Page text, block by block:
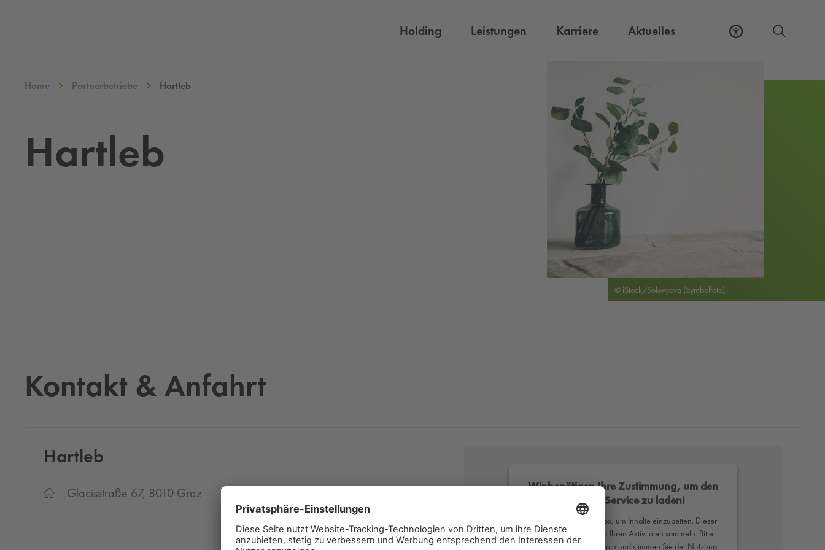
Holding Leistungen KarriereExterner Link, öffnet eine neue
Aktuelles
Home Partnerbetriebe Hartleb
Hart­leb
© iStock/Solovyova (Symbolfoto)
Kontakt & Anfahrt
Hart­leb
Glacisstraße 67, 8010 Graz
Wir benötigen Ihre Zustimmung, um den
Mapbox-Service zu laden!
Wir verwenden Mapbox, um Inhalte einzubetten. Dieser
Service kann Daten zu Ihren Aktivitäten sammeln. Bitte
lesen Sie die Details durch und stimmen Sie der Nutzung